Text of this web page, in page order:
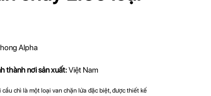
Alpha
thành nơi sản xuất:Việt Nam
cầu chì là một loại van chặn lửa đặc biệt, được thiết kế